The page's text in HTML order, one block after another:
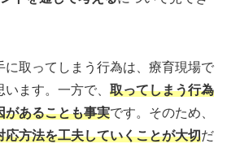
に取ってしまう行為は、療育現場で
ます。一方で、 取ってしまう行為
があることも事実です。そのため、
応方法を工夫していくことが大切だ